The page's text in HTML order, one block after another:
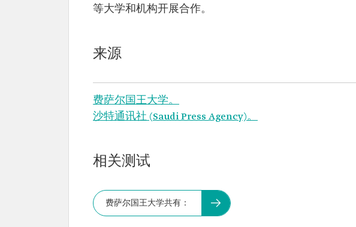
等大学和机构开展合作。
来源
费萨尔国王大学。
沙特通讯社 (Saudi Press Agency)。
相关测试
费萨尔国王大学共有：